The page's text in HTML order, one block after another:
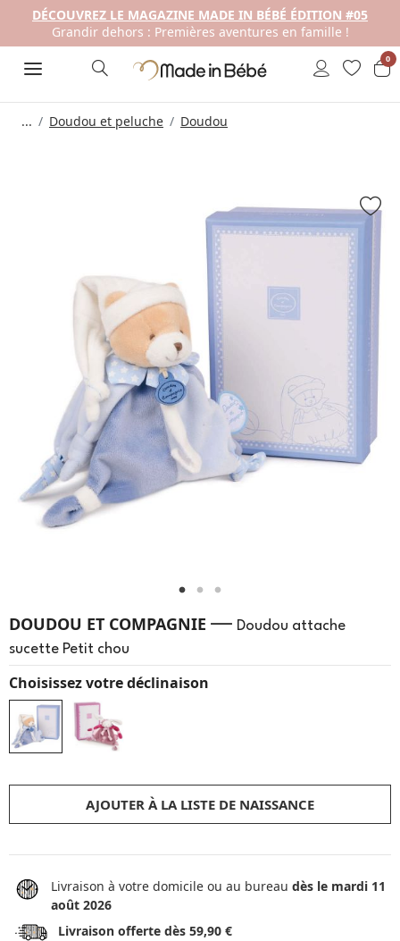
DÉCOUVREZ LE MAGAZINE MADE IN BÉBÉ ÉDITION #05
Grandir dehors : Premières aventures en famille !
0
... Doudou et peluche Doudou
DOUDOU ET COMPAGNIE — Doudou attache
sucette Petit chou
Choisissez votre déclinaison
AJOUTER À LA LISTE DE NAISSANCE
Livraison à votre domicile ou au bureau dès le mardi 11
août 2026
Livraison offerte dès 59,90 €